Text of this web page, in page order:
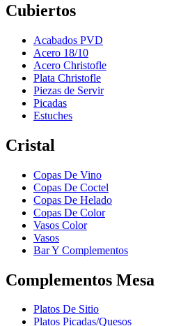
Cubiertos
Acabados PVD
Acero 18/10
Acero Christofle
Plata Christofle
Piezas de Servir
Picadas
Estuches
Cristal
Copas De Vino
Copas De Coctel
Copas De Helado
Copas De Color
Vasos Color
Vasos
Bar Y Complementos
Complementos Mesa
Platos De Sitio
Platos Picadas/Quesos